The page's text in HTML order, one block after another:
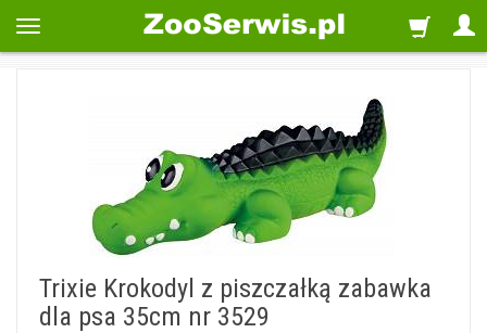
Trixie Krokodyl z piszczałką zabawka
dla psa 35cm nr 3529